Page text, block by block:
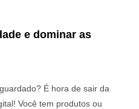
e dominar as
É hora de sair da
Você tem produtos ou